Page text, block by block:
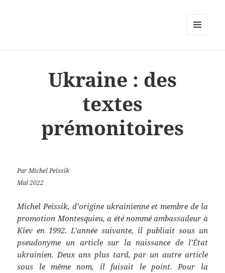
Ukraine : des
textes
prémonitoires
Par Michel Peissik
Mai 2022
Michel Peissik, d’origine ukrainienne et membre de la
promotion Montesquieu, a été nommé ambassadeur à
Kiev en 1992. L’année suivante, il publiait sous un
pseudonyme un article sur la naissance de l’État
ukrainien. Deux ans plus tard, par un autre article
sous le même nom, il faisait le point. Pour la